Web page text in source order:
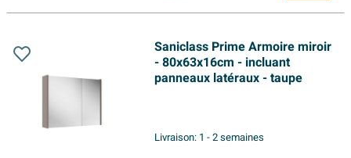
Saniclass Prime Armoire miroir
- 80x63x16cm - incluant
panneaux latéraux - taupe
Livraison: 1 - 2 semaines